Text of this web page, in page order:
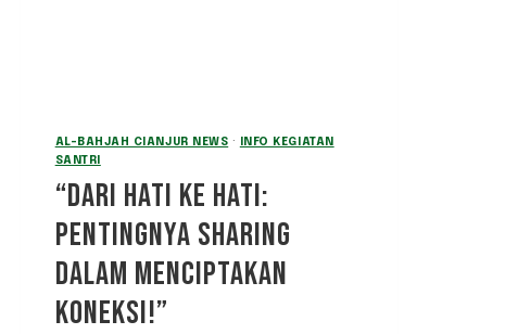
AL-BAHJAH CIANJUR NEWS ·
INFO KEGIATAN
SANTRI
“DARI HATI KE HATI:
PENTINGNYA SHARING
DALAM MENCIPTAKAN
KONEKSI!”